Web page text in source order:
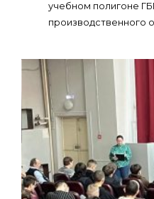
учебном полигоне
производственного